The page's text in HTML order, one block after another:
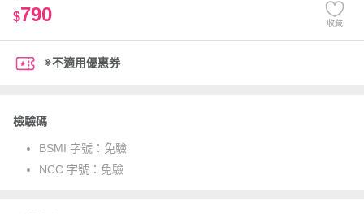
$790 收藏
※不適用優惠券
檢驗碼
BSMI 字號： 免驗
NCC 字號： 免驗